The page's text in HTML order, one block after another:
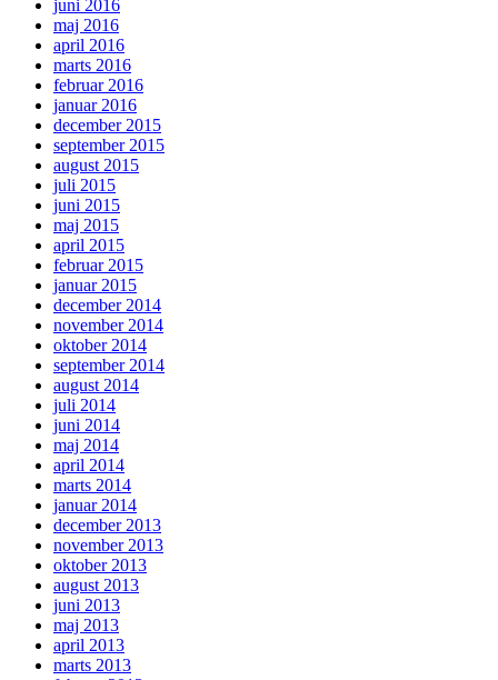
juni 2016
maj 2016
april 2016
marts 2016
februar 2016
januar 2016
december 2015
september 2015
august 2015
juli 2015
juni 2015
maj 2015
april 2015
februar 2015
januar 2015
december 2014
november 2014
oktober 2014
september 2014
august 2014
juli 2014
juni 2014
maj 2014
april 2014
marts 2014
januar 2014
december 2013
november 2013
oktober 2013
august 2013
juni 2013
maj 2013
april 2013
marts 2013